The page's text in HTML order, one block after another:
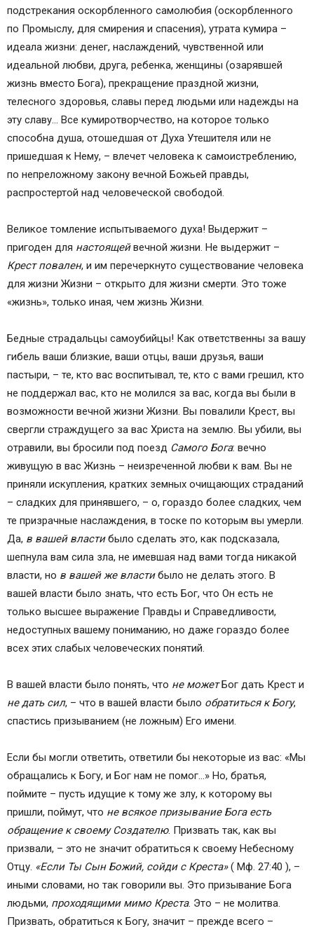
подстрекания оскорбленного самолюбия (оскорбленного
по Промыслу, для смирения и спасения), утрата кумира –
идеала жизни: денег, наслаждений, чувственной или
идеальной любви, друга, ребенка, женщины (озарявшей
жизнь вместо Бога), прекращение праздной жизни,
телесного здоровья, славы перед людьми или надежды на
эту славу… Все кумиротворчество, на которое только
способна душа, отошедшая от Духа Утешителя или не
пришедшая к Нему, – влечет человека к самоистреблению,
по непреложному закону вечной Божьей правды,
распростертой над человеческой свободой.
Великое томление испытываемого духа! Выдержит –
пригоден для настоящейвечной жизни. Не выдержит –
Крест повален, и им перечеркнуто существование человека
для жизни Жизни – открыто для жизни смерти. Это тоже
«жизнь», только иная, чем жизнь Жизни.
Бедные страдальцы самоубийцы! Как ответственны за вашу
гибель ваши близкие, ваши отцы, ваши друзья, ваши
пастыри, – те, кто вас воспитывал, те, кто с вами грешил, кто
не поддержал вас, кто не молился за вас, когда вы были в
возможности вечной жизни Жизни. Вы повалили Крест, вы
свергли страждущего за вас Христа на землю. Вы убили, вы
отравили, вы бросили под поезд Самого Бога: вечно
живущую в вас Жизнь – неизреченной любви к вам. Вы не
приняли искупления, кратких земных очищающих страданий
– сладких для принявшего, – о, гораздо более сладких, чем
те призрачные наслаждения, в тоске по которым вы умерли.
Да, в вашей властибыло сделать это, как подсказала,
шепнула вам сила зла, не имевшая над вами тогда никакой
власти, но в вашей же властибыло не делать этого. В
вашей власти было знать, что есть Бог, что Он есть не
только высшее выражение Правды и Справедливости,
недоступных вашему пониманию, но даже гораздо более
всех этих слабых человеческих понятий.
В вашей власти было понять, что не можетБог дать Крест и
не дать сил, – что в вашей власти было обратиться к Богу,
спастись призыванием (не ложным) Его имени.
Если бы могли ответить, ответили бы некоторые из вас: «Мы
обращались к Богу, и Бог нам не помог…» Но, братья,
поймите – пусть идущие к тому же злу, к которому вы
пришли, поймут, что не всякое призывание Бога есть
обращение к своему Создателю. Призвать так, как вы
призвали, – это не значит обратиться к своему Небесному
Отцу. «Если Ты Сын Божий, сойди с Креста»( Мф. 27:40 ), –
иными словами, но так говорили вы. Это призывание Бога
людьми, проходящими мимо Креста. Это – не молитва.
Призвать, обратиться к Богу, значит – прежде всего –